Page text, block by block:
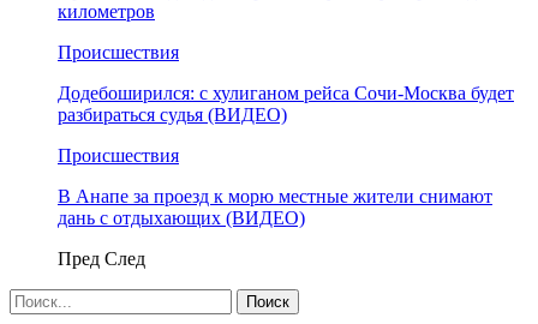
километров
Происшествия
Додебоширился: с хулиганом рейса Сочи-Москва будет
разбираться судья (ВИДЕО)
Происшествия
В Анапе за проезд к морю местные жители снимают
дань с отдыхающих (ВИДЕО)
Пред След